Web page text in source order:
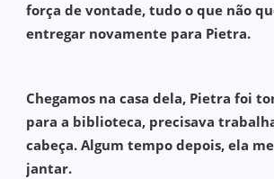
força de vontade, tudo o que não
entregar novamente para Pietra.
Chegamos na casa dela, Pietra foi
para a biblioteca, precisava
cabeça. Algum tempo depois, ela
jantar.